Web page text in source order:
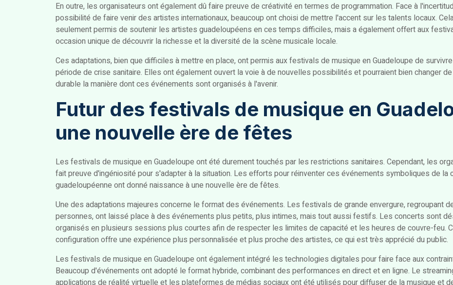
En outre, les organisateurs ont également dû faire preuve de créativité en termes de programmation. Face à
possibilité de faire venir des artistes internationaux, beaucoup ont choisi de mettre l'accent sur les talents locaux.
seulement permis de soutenir les artistes guadeloupéens en ces temps difficiles, mais a également offert aux
occasion unique de découvrir la richesse et la diversité de la scène musicale locale.
Ces adaptations, bien que difficiles à mettre en place, ont permis aux festivals de musique en Guadeloupe de
période de crise sanitaire. Elles ont également ouvert la voie à de nouvelles possibilités et pourraient bien changer
durable la manière dont ces événements sont organisés à l'avenir.
Futur des festivals de musique en
une nouvelle ère de fêtes
Les festivals de musique en Guadeloupe ont été durement touchés par les restrictions sanitaires. Cependant, les
fait preuve d'ingéniosité pour s'adapter à la situation. Les efforts pour réinventer ces événements symboliques de la
guadeloupéenne ont donné naissance à une nouvelle ère de fêtes.
Une des adaptations majeures concerne le format des événements. Les festivals de grande envergure, regroupant
personnes, ont laissé place à des événements plus petits, plus intimes, mais tout aussi festifs. Les concerts sont
organisés en plusieurs sessions plus courtes afin de respecter les limites de capacité et les heures de couvre-feu.
configuration offre une expérience plus personnalisée et plus proche des artistes, ce qui est très apprécié du public.
Les festivals de musique en Guadeloupe ont également intégré les technologies digitales pour faire face aux
Beaucoup d'événements ont adopté le format hybride, combinant des performances en direct et en ligne. Le
applications de réalité virtuelle et les plateformes de médias sociaux ont été utilisés pour diffuser de la musique et